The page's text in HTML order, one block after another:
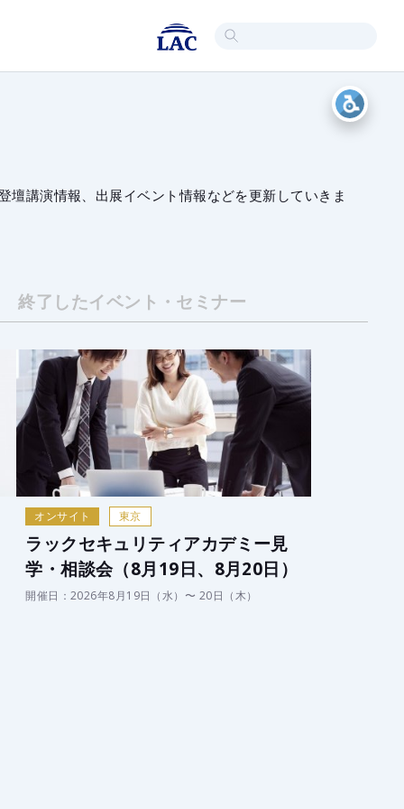
講演情報、出展イベント情報などを更新していきま
終了したイベント・セミナー
オンサイト 東京
ラックセキュリティアカデミー見
学・相談会（8月19日、8月20日）
開催日：2026年8月19日（水）〜 20日（木）